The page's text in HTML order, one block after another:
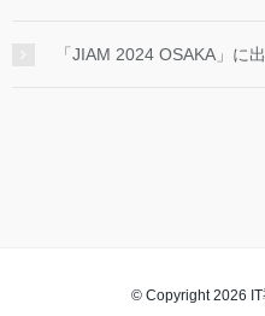
「JIAM 2024 OSAKA」に
© Copyright 2026